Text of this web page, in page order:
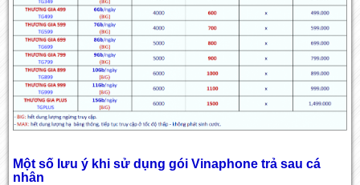
Một số lưu ý khi sử dụng gói Vinaphone trả sau cá
nhân